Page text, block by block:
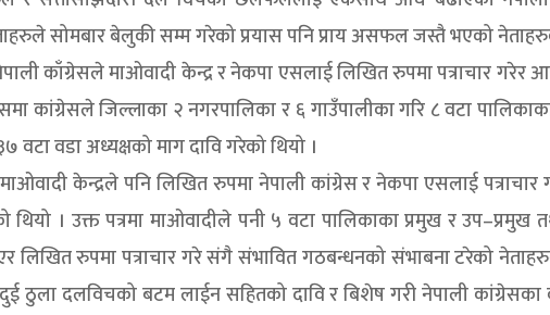
सोमबार बेलुकी सम्म गरेको प्रयास पनि प्राय असफल जस्तै भएको
काँग्रेसले माओवादी केन्द्र र नेकपा एसलाई लिखित रुपमा पत्राचार गरेर
कांग्रेसले जिल्लाका २ नगरपालिका र ६ गाउँपालीका गरि ८ वटा
वटा वडा अध्यक्षको माग दावि गरेको थियो ।
केन्द्रले पनि लिखित रुपमा नेपाली कांग्रेस र नेकपा एसलाई
थियो । उक्त पत्रमा माओवादीले पनी ५ वटा पालिकाका प्रमुख र उप–प्रमुख
लिखित रुपमा पत्राचार गरे संगै संभावित गठबन्धनको संभाबना टरेको
ठुला दलविचको बटम लाईन सहितको दावि र बिशेष गरी नेपाली कांग्रेसका